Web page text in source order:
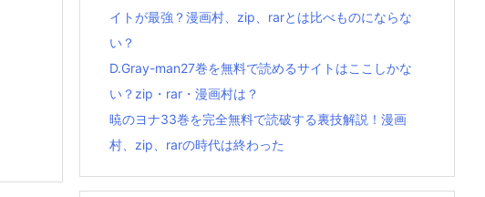
イトが最強？漫画村、zip、rarとは比べものにならな
い？
D.Gray-man27巻を無料で読めるサイトはここしかな
い？zip・rar・漫画村は？
暁のヨナ33巻を完全無料で読破する裏技解説！漫画
村、zip、rarの時代は終わった